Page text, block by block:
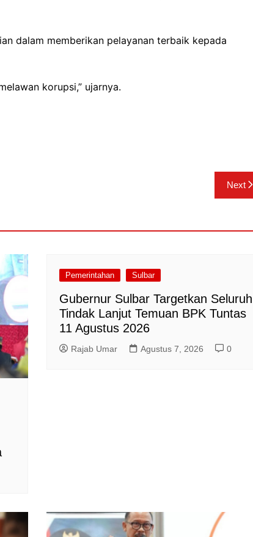
dalam memberikan pelayanan terbaik kepada
korupsi,” ujarnya.
Next
Pemerintahan Sulbar
Gubernur Sulbar Targetkan Seluruh
Tindak Lanjut Temuan BPK Tuntas
11 Agustus 2026
Rajab Umar Agustus 7, 2026 0